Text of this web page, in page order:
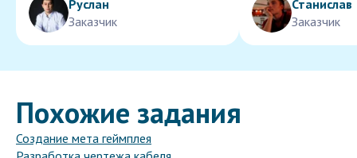
Руслан
Заказчик
Станислав
Заказчик
Похожие задания
Создание мета геймплея